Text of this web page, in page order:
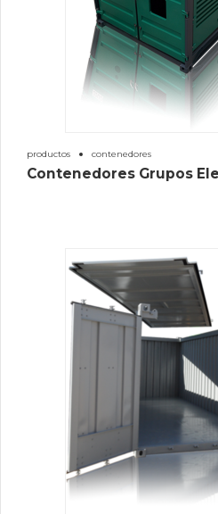
productos contenedores
Contenedores Grupos